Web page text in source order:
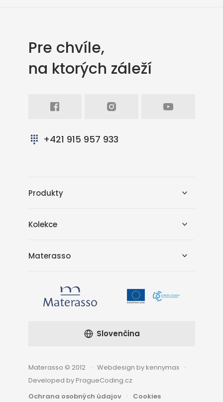
Pre chvíle,
na ktorých záleží
+421 915 957 933
Produkty
Kolekce
Materasso
Materasso © 2012
Webdesign by kennymax
Developed by PragueCoding.cz
Ochrana osobných údajov
Cookies
Slovenčina